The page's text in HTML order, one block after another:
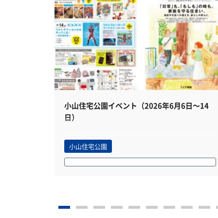
小山住宅公園イベント（2026年6月6日～14
日）
小山住宅公園